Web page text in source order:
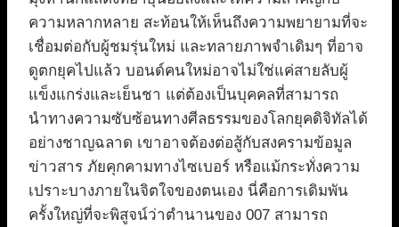
ความหลากหลาย สะท้อนให้เห็นถึงความพยายามที่จะ
เชื่อมต่อกับผู้ชมรุ่นใหม่ และทลายภาพจำเดิมๆ ที่อาจ
ดูตกยุคไปแล้ว บอนด์คนใหม่อาจไม่ใช่แค่สายลับผู้
แข็งแกร่งและเย็นชา แต่ต้องเป็นบุคคลที่สามารถ
นำทางความซับซ้อนทางศีลธรรมของโลกยุคดิจิทัลได้
อย่างชาญฉลาด เขาอาจต้องต่อสู้กับสงครามข้อมูล
ข่าวสาร ภัยคุกคามทางไซเบอร์ หรือแม้กระทั่งความ
เปราะบางภายในจิตใจของตนเอง นี่คือการเดิมพัน
ครั้งใหญ่ที่จะพิสูจน์ว่าตำนานของ 007 สามารถ